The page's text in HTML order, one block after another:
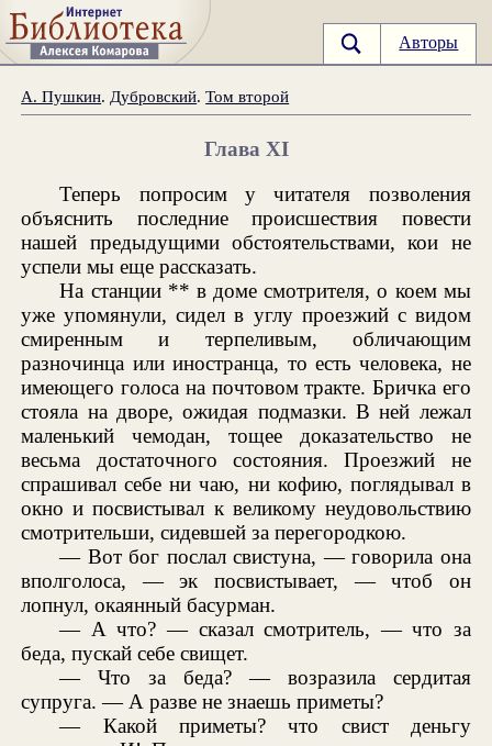
Авторы
А. Пушкин. Дубровский.Том второй
Глава XI
Теперь попросим у читателя позволения
объяснить последние происшествия повести
нашей предыдущими обстоятельствами, кои не
успели мы еще рассказать.
На станции ** в доме смотрителя, о коем мы
уже упомянули, сидел в углу проезжий с видом
смиренным и терпеливым, обличающим
разночинца или иностранца, то есть человека, не
имеющего голоса на почтовом тракте. Бричка его
стояла на дворе, ожидая подмазки. В ней лежал
маленький чемодан, тощее доказательство не
весьма достаточного состояния. Проезжий не
спрашивал себе ни чаю, ни кофию, поглядывал в
окно и посвистывал к великому неудовольствию
смотрительши, сидевшей за перегородкою.
— Вот бог послал свистуна, — говорила она
вполголоса, — эк посвистывает, — чтоб он
лопнул, окаянный басурман.
— А что? — сказал смотритель, — что за
беда, пускай себе свищет.
— Что за беда? — возразила сердитая
супруга. — А разве не знаешь приметы?
— Какой приметы? что свист деньгу